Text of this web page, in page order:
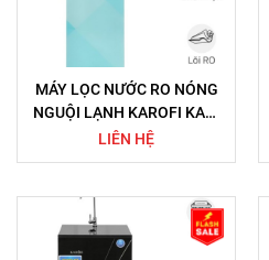
MÁY LỌC NƯỚC RO NÓNG
NGUỘI LẠNH KAROFI KAD-
N91
LIÊN HỆ